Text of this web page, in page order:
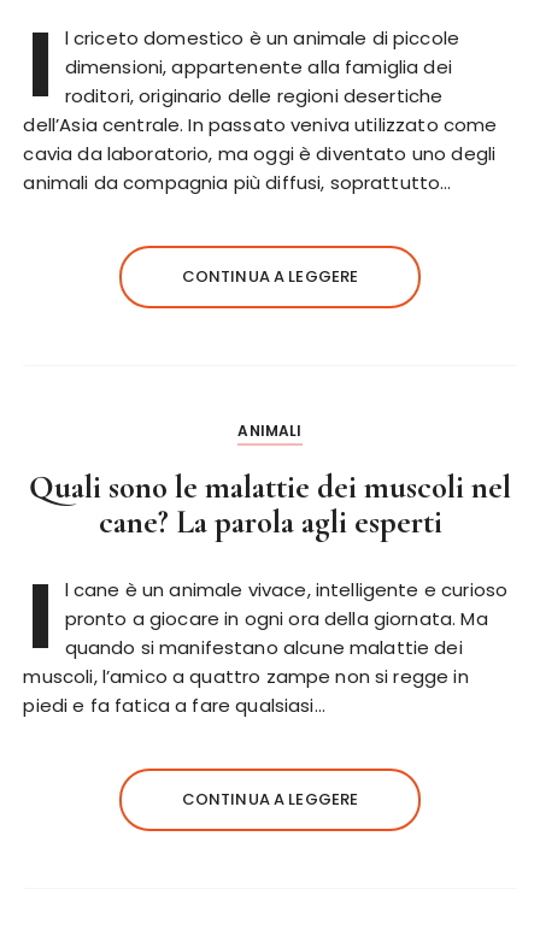
I
l criceto domestico è un animale di piccole
dimensioni, appartenente alla famiglia dei
roditori, originario delle regioni desertiche
dell’Asia centrale. In passato veniva utilizzato come
cavia da laboratorio, ma oggi è diventato uno degli
animali da compagnia più diffusi, soprattutto…
CONTINUA A LEGGERE
ANIMALI
Quali sono le malattie dei muscoli nel
cane? La parola agli esperti
I
l cane è un animale vivace, intelligente e curioso
pronto a giocare in ogni ora della giornata. Ma
quando si manifestano alcune malattie dei
muscoli, l’amico a quattro zampe non si regge in
piedi e fa fatica a fare qualsiasi…
CONTINUA A LEGGERE